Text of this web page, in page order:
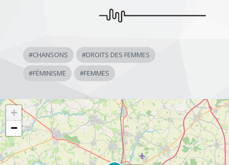
#CHANSONS #DROITS DES FEMMES
#FÉMINISME #FEMMES
+
−